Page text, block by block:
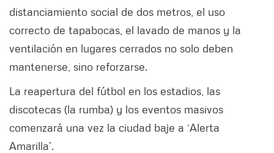
distanciamiento social de dos metros, el uso
correcto de tapabocas, el lavado de manos y la
ventilación en lugares cerrados no solo deben
mantenerse, sino reforzarse.
La reapertura del fútbol en los estadios, las
discotecas (la rumba) y los eventos masivos
comenzará una vez la ciudad baje a ‘Alerta
Amarilla’.